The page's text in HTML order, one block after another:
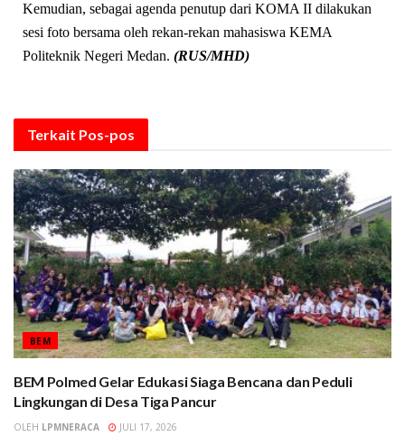
Kemudian, sebagai agenda penutup dari KOMA II dilakukan
sesi foto bersama oleh rekan-rekan mahasiswa KEMA
Politeknik Negeri Medan. (RUS/MHD)
Terkait Pos-pos
BEM
BEM Polmed Gelar Edukasi Siaga Bencana dan Peduli
Lingkungan di Desa Tiga Pancur
OLEH LPMNERACA JULI 17, 2026